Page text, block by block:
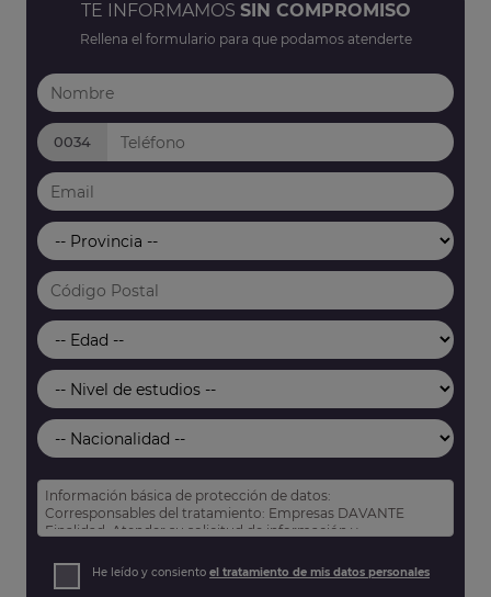
TE INFORMAMOS SIN COMPROMISO
Rellena el formulario para que podamos atenderte
0034
Información básica de protección de datos:
Corresponsables del tratamiento: Empresas DAVANTE
Finalidad: Atender su solicitud de información y
Derechos: Puede acceder, rectificar y suprimir sus datos,
así como otros derechos tal y como se explica en nuestra
He leído y consiento el tratamiento de mis datos personales